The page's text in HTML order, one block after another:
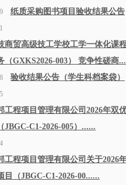
纸质采购图书项目验收结果公告
商贸高级技工学校工学一体化课
（GXKS2026-003） 竞争性磋商
验收结果公告（学生科档案袋）
工程项目管理有限公司2026年双
JBGC-C1-2026-005）......
工程项目管理有限公司关于2026
目（JBGC-C1-2026-00......